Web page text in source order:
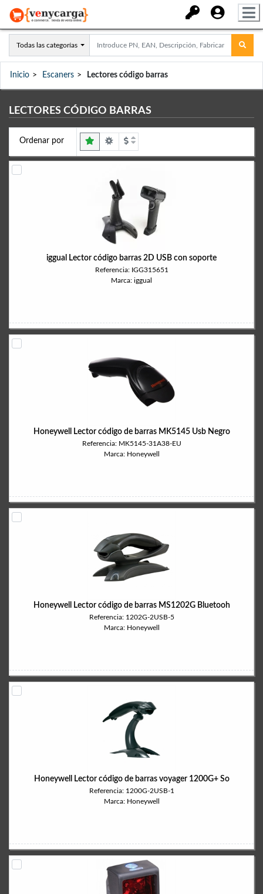
Todas las categorías
Inicio Escaners Lectores código barras
LECTORES CÓDIGO BARRAS
Ordenar por
iggual Lector código barras 2D USB con soporte
Referencia: IGG315651
Marca: iggual
Honeywell Lector código de barras MK5145 Usb Negro
Referencia: MK5145-31A38-EU
Marca: Honeywell
Honeywell Lector código de barras MS1202G Bluetooh
Referencia: 1202G-2USB-5
Marca: Honeywell
Honeywell Lector código de barras voyager 1200G+ So
Referencia: 1200G-2USB-1
Marca: Honeywell